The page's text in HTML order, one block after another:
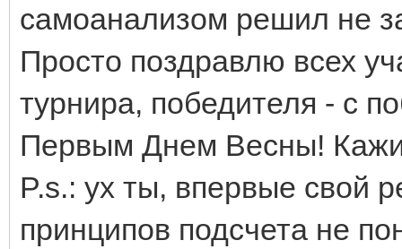
самоанализом решил не
Просто поздравлю всех
турнира, победителя - с
Первым Днем Весны!
P.s.: ух ты, впервые свой
принципов подсчета не